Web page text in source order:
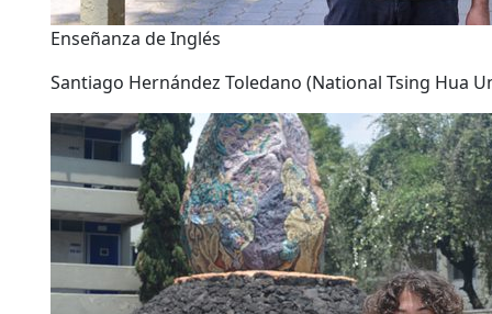
Enseñanza de Inglés
Santiago Hernández Toledano (National Tsing Hua